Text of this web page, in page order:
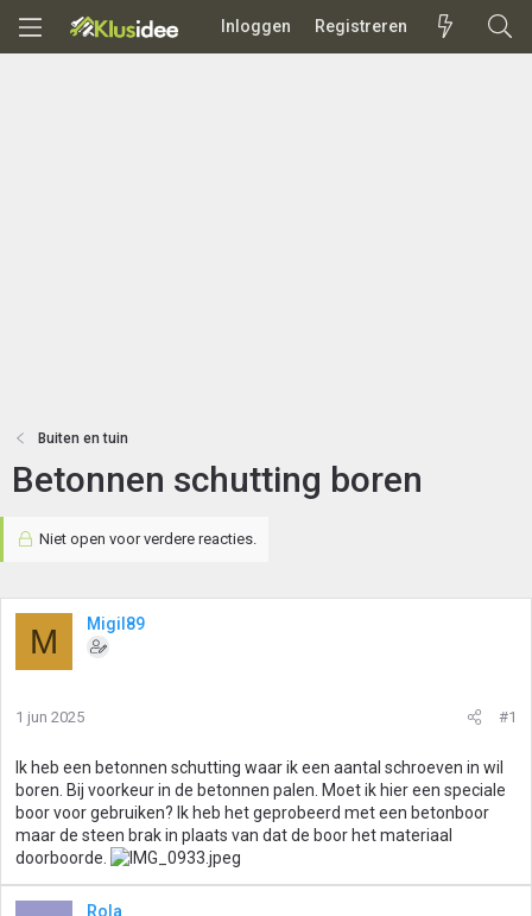
Inloggen Registreren
Buiten en tuin
Betonnen schutting boren
Niet open voor verdere reacties.
M Migil89
1 jun 2025 #1
Ik heb een betonnen schutting waar ik een aantal schroeven in wil
boren. Bij voorkeur in de betonnen palen. Moet ik hier een speciale
boor voor gebruiken? Ik heb het geprobeerd met een betonboor
maar de steen brak in plaats van dat de boor het materiaal
doorboorde.
Rola